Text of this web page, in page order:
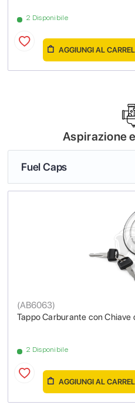
2 Disponibile
AGGIUNGI AL
Aspirazione
Fuel Caps
Tappo Carburante con Chiave
(AB6063)
2 Disponibile
AGGIUNGI AL